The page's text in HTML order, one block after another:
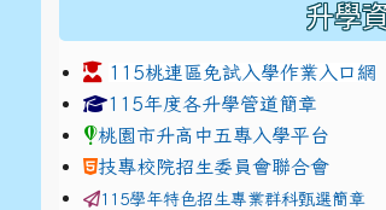
升學
115桃連區免試入學作業入口網
link to https://
115年度各升學管道簡章link to
link to
桃園市升高中五專入學平台
技專校院招生委員會聯合會
115學年特色招生專業群科甄選簡章